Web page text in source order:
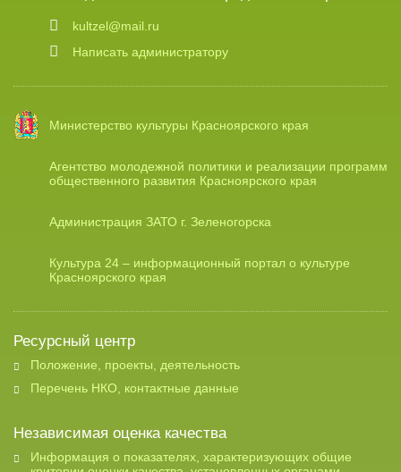
kultzel@mail.ru
Написать администратору
Министерство культуры Красноярского края
Агентство молодежной политики и реализации программ
общественного развития Красноярского края
Администрация ЗАТО г. Зеленогорска
Культура 24 – информационный портал о культуре
Красноярского края
Ресурсный центр
Положение, проекты, деятельность
Перечень НКО, контактные данные
Независимая оценка качества
Информация о показателях, характеризующих общие